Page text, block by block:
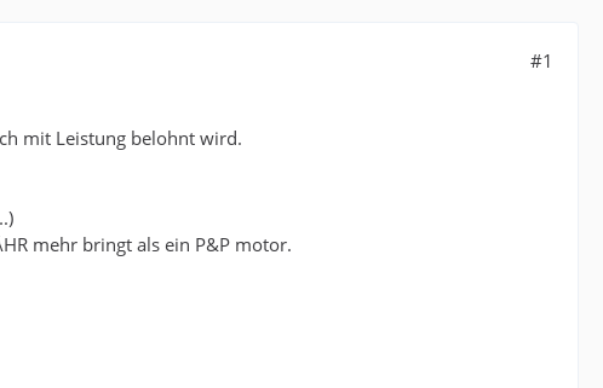
#1
mit Leistung belohnt wird.
mehr bringt als ein P&P motor.